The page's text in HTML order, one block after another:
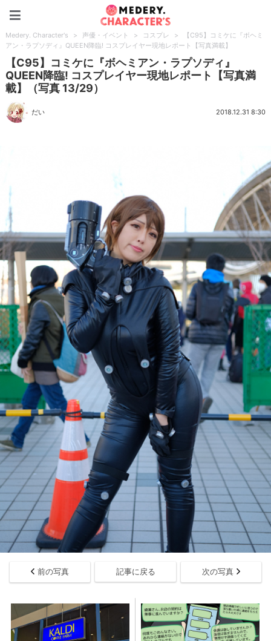
Medery. Character's > 声優・イベント > コスプレ >
【C95】コミケに『ボヘミ
アン・ラプソディ』QUEEN降臨! コスプレイヤー現地レポート【写真満載】
【C95】コミケに『ボヘミアン・ラプソディ』
QUEEN降臨! コスプレイヤー現地レポート【写真満
載】（写真 13/29）
だい 2018.12.31 8:30
前の写真 記事に戻る 次の写真